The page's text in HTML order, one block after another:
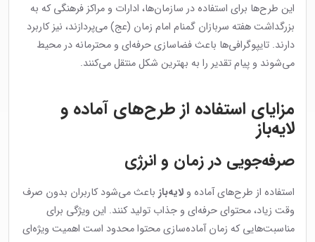
این طرح‌ها برای استفاده در سازمان‌ها، ادارات و مراکز فرهنگی که به
بزرگداشت هفته سربازان گمنام امام زمان (عج) می‌پردازند، نیز کاربرد
دارند. تایپوگرافی‌ها باعث فضاسازی حرفه‌ای و محترمانه در محیط
می‌شوند و پیام تقدیر را به بهترین شکل منتقل می‌کنند.
مزایای استفاده از طرح‌های آماده و
لایه‌باز
صرفه‌جویی در زمان و انرژی
استفاده از طرح‌های آماده و لایه‌باز باعث می‌شود کاربران بدون صرف
وقت زیاد، محتوای حرفه‌ای و جذاب تولید کنند. این ویژگی برای
مناسبت‌هایی که زمان آماده‌سازی محتوا محدود است اهمیت ویژه‌ای